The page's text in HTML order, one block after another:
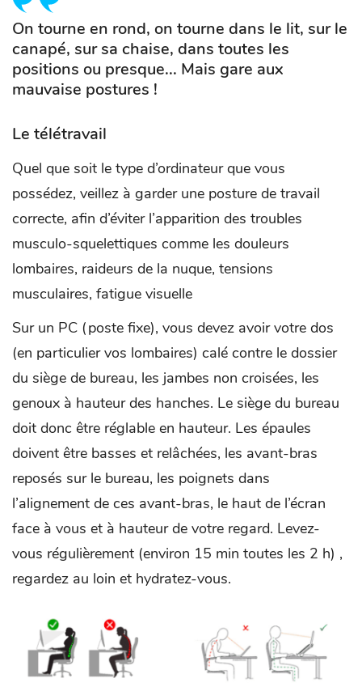
On tourne en rond, on tourne dans le lit, sur le
canapé, sur sa chaise, dans toutes les
positions ou presque... Mais gare aux
mauvaise postures !
Le télétravail
Quel que soit le type d’ordinateur que vous
possédez, veillez à garder une posture de travail
correcte, afin d’éviter l’apparition des troubles
musculo-squelettiques comme les douleurs
lombaires, raideurs de la nuque, tensions
musculaires, fatigue visuelle
Sur un PC (poste fixe), vous devez avoir votre dos
(en particulier vos lombaires) calé contre le dossier
du siège de bureau, les jambes non croisées, les
genoux à hauteur des hanches. Le siège du bureau
doit donc être réglable en hauteur. Les épaules
doivent être basses et relâchées, les avant-bras
reposés sur le bureau, les poignets dans
l’alignement de ces avant-bras, le haut de l’écran
face à vous et à hauteur de votre regard. Levez-
vous régulièrement (environ 15 min toutes les 2 h) ,
regardez au loin et hydratez-vous.